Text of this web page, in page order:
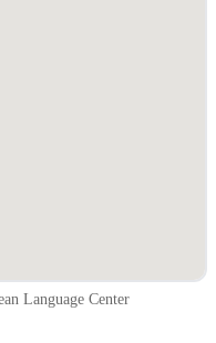
Language Center